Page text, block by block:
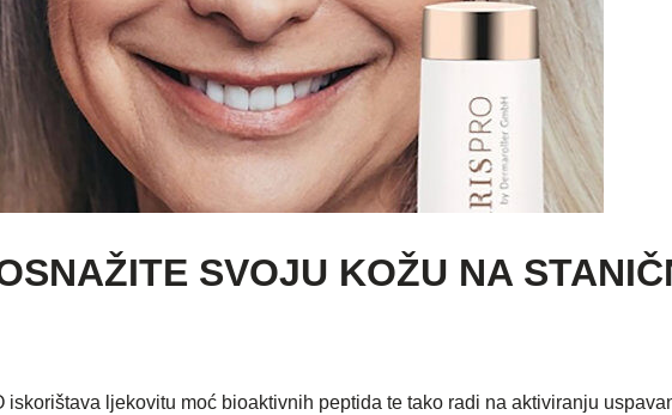
SVOJU KOŽU NA
ljekovitu moć bioaktivnih peptida te tako radi na aktiviranju